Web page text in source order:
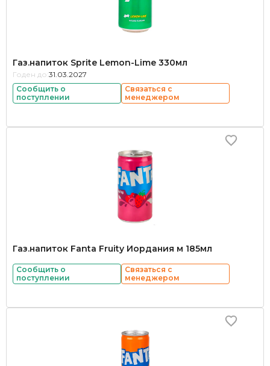
Газ.напиток Sprite Lemon-Lime 330мл
Годен до: 31.03.2027
Сообщить о
поступлении
Связаться с
менеджером
Газ.напиток Fanta Fruity Иордания м 185мл
Сообщить о
поступлении
Связаться с
менеджером